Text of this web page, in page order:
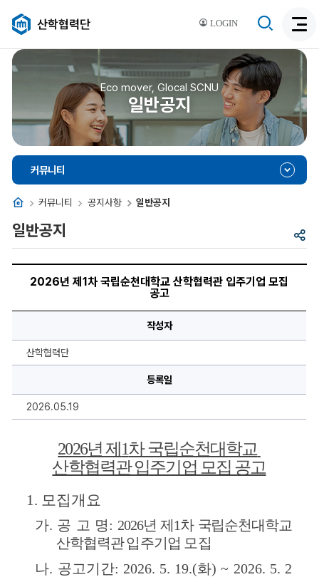
LOGIN
산학협력단
색
활
성
색
Eco mover, Glocal SCNU
일반공지
홈 커뮤니티 공지사항 일반공지
커뮤니티
공
일반공지
차
순
력
2026년 제1차 국립순천대학교 산학협력관 입주기업 모집
공고
작성자
산학협력단
등록일
2026.05.19
2026년 제 1차 국립순천대학교
산학협력관 입주기업 모집 공고
1. 모집개요
가. 공 고 명: 2026년 제 1차 국립순천대학교
산학협력관 입주기업 모집
나. 공고기간: 2026. 5. 19.(화) ~ 2026. 5. 2